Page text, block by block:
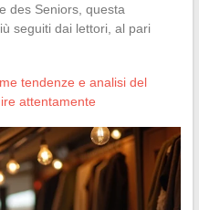
des Seniors, questa
seguiti dai lettori, al pari
tendenze e analisi del
attentamente